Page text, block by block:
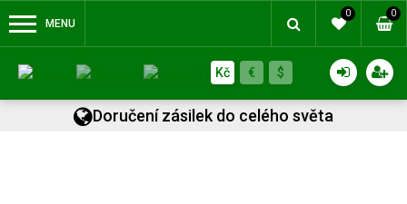
MENU
0 0
Kč € $
Doručení zásilek do celého světa